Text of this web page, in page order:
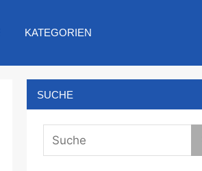
KATEGORIEN
SUCHE